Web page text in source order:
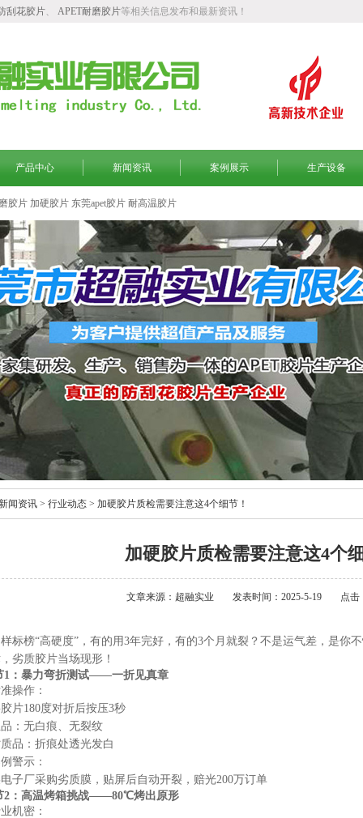
刮花胶片、 APET耐磨胶片等相关信息发布和最新资讯！
产品中心 新闻资讯 案例展示 生产设备
胶片 加硬胶片 东莞apet胶片 耐高温胶片
闻资讯 > 行业动态 > 加硬胶片质检需要注意这4个细节！
加硬胶片质检需要注意这4个
文章来源：超融实业 发表时间：2025-5-19 点击
标榜“高硬度”，有的用3年完好，有的3个月就裂？不是运气差，是你
劣质胶片当场现形！
1：暴力弯折测试——一折见真章
操作 ：
片180度对折后按压3秒
：无白痕、无裂纹
品：折痕处透光发白
警示 ：
子厂采购劣质膜，贴屏后自动开裂，赔光200万订单
2：高温烤箱挑战——80℃烤出原形
机密 ：